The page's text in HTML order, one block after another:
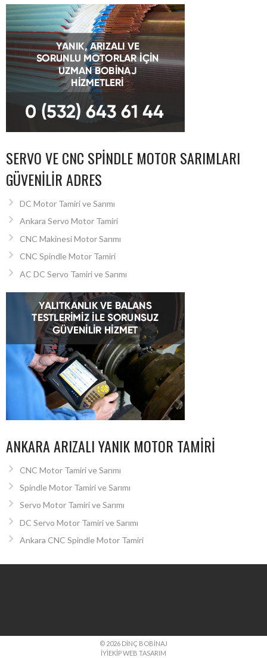
SERVO VE CNC SPINDLE MOTOR SARIMLARI
GÜVENILIR ADRES
DC Motor Tamiri ve Sarımı
Ankara Servo Motor Tamiri
CNC Makinesi Motor Sarımı
CNC Spindle Motor Tamiri
AC DC Servo Tamiri ve Sarımı
ANKARA ARIZALI YANIK MOTOR TAMIRI
CNC Motor Tamiri ve Sarımı
Spindle Motor Tamiri ve Sarımı
Servo Motor Tamiri ve Sarımı
DC Servo Motor Tamiri ve Sarımı
Ankara CNC Spindle Motor Tamiri
© 2026 DINÇ BOBINAJ
İYIEKIP WEB TASARIM